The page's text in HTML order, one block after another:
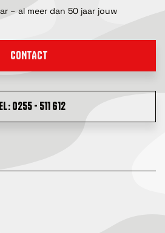
– al meer dan 50 jaar jouw
CONTACT
0255 - 511 612